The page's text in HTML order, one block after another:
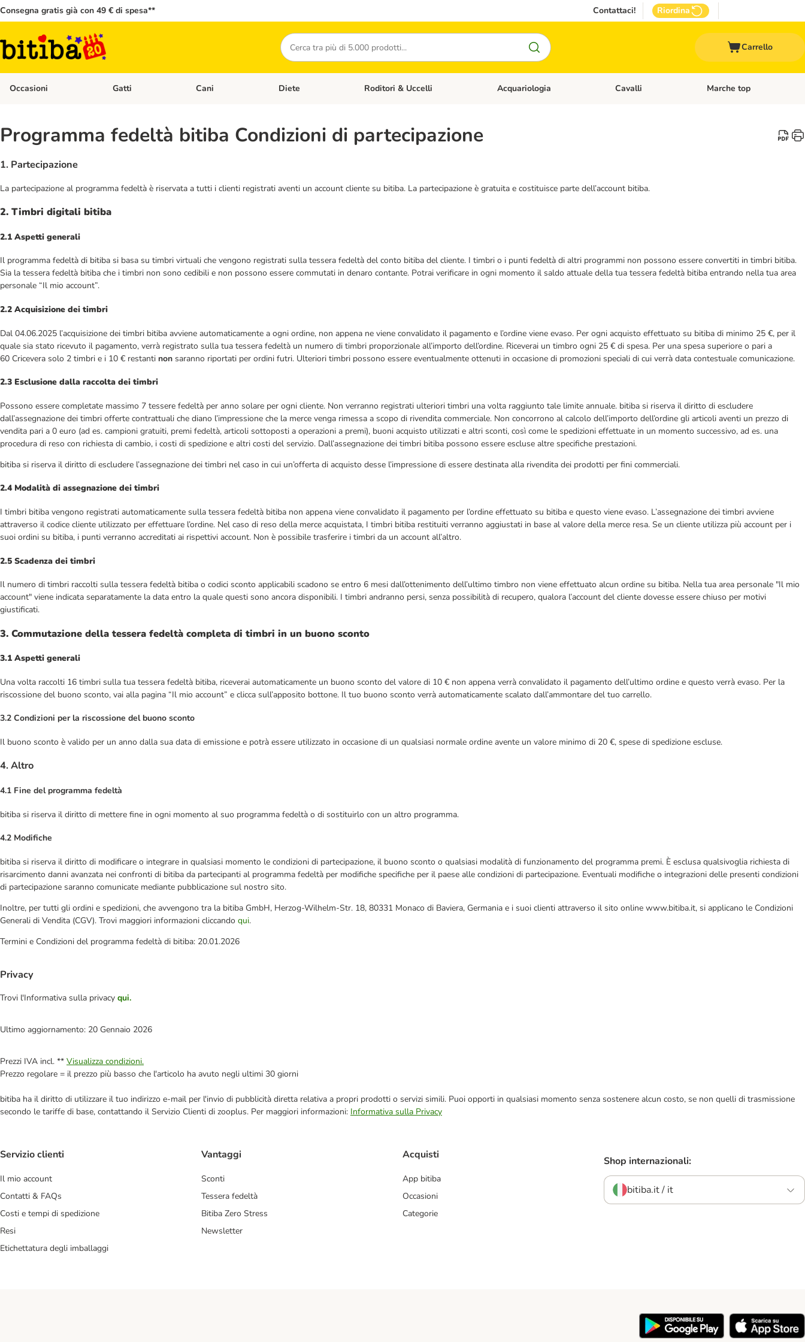
Consegna gratis già con 49 € di spesa** Contattaci! Riordina
Cerca
Carrello
Occasioni Apri Menù Categoria: Occasioni
Gatti Apri Menù Categoria: Gatti
Cani Apri Menù Categoria: Cani
Diete Apri Menù Categoria: Diete
Roditori & Uccelli Apri Menù Categoria: Roditori & Uccelli
Acquariologia Apri Menù Categoria: Acquariologia
Cavalli Apri Menù Categoria: Cavalli
Marche top
Programma fedeltà bitiba Condizioni di partecipazione
1. Partecipazione
La partecipazione al programma fedeltà è riservata a tutti i clienti registrati aventi un account cliente su bitiba. La partecipazione è gratuita e costituisce parte dell’account bitiba.
2. Timbri digitali bitiba
2.1 Aspetti generali
Il programma fedeltà di bitiba si basa su timbri virtuali che vengono registrati sulla tessera fedeltà del conto bitiba del cliente. I timbri o i punti fedeltà di altri programmi non possono essere convertiti in timbri bitiba.
Sia la tessera fedeltà bitiba che i timbri non sono cedibili e non possono essere commutati in denaro contante. Potrai verificare in ogni momento il saldo attuale della tua tessera fedeltà bitiba entrando nella tua area
personale “Il mio account”.
2.2 Acquisizione dei timbri
Dal 04.06.2025 l’acquisizione dei timbri bitiba avviene automaticamente a ogni ordine, non appena ne viene convalidato il pagamento e l’ordine viene evaso. Per ogni acquisto effettuato su bitiba di minimo 25 €, per il
quale sia stato ricevuto il pagamento, verrà registrato sulla tua tessera fedeltà un numero di timbri proporzionale all’importo dell’ordine. Riceverai un timbro ogni 25 € di spesa. Per una spesa superiore o pari a
60 Cricevera solo 2 timbri e i 10 € restanti non saranno riportati per ordini futri. Ulteriori timbri possono essere eventualmente ottenuti in occasione di promozioni speciali di cui verrà data contestuale comunicazione.
2.3 Esclusione dalla raccolta dei timbri
Possono essere completate massimo 7 tessere fedeltà per anno solare per ogni cliente. Non verranno registrati ulteriori timbri una volta raggiunto tale limite annuale. bitiba si riserva il diritto di escludere
dall’assegnazione dei timbri offerte contrattuali che diano l’impressione che la merce venga rimessa a scopo di rivendita commerciale. Non concorrono al calcolo dell’importo dell’ordine gli articoli aventi un prezzo di
vendita pari a 0 euro (ad es. campioni gratuiti, premi fedeltà, articoli sottoposti a operazioni a premi), buoni acquisto utilizzati e altri sconti, così come le spedizioni effettuate in un momento successivo, ad es. una
procedura di reso con richiesta di cambio, i costi di spedizione e altri costi del servizio. Dall’assegnazione dei timbri bitiba possono essere escluse altre specifiche prestazioni.
bitiba si riserva il diritto di escludere l’assegnazione dei timbri nel caso in cui un’offerta di acquisto desse l’impressione di essere destinata alla rivendita dei prodotti per fini commerciali.
2.4 Modalità di assegnazione dei timbri
I timbri bitiba vengono registrati automaticamente sulla tessera fedeltà bitiba non appena viene convalidato il pagamento per l’ordine effettuato su bitiba e questo viene evaso. L’assegnazione dei timbri avviene
attraverso il codice cliente utilizzato per effettuare l’ordine. Nel caso di reso della merce acquistata, I timbri bitiba restituiti verranno aggiustati in base al valore della merce resa. Se un cliente utilizza più account per i
suoi ordini su bitiba, i punti verranno accreditati ai rispettivi account. Non è possibile trasferire i timbri da un account all’altro.
2.5 Scadenza dei timbri
Il numero di timbri raccolti sulla tessera fedeltà bitiba o codici sconto applicabili scadono se entro 6 mesi dall’ottenimento dell’ultimo timbro non viene effettuato alcun ordine su bitiba. Nella tua area personale "Il mio
account" viene indicata separatamente la data entro la quale questi sono ancora disponibili. I timbri andranno persi, senza possibilità di recupero, qualora l’account del cliente dovesse essere chiuso per motivi
giustificati.
3. Commutazione della tessera fedeltà completa di timbri in un buono sconto
3.1 Aspetti generali
Una volta raccolti 16 timbri sulla tua tessera fedeltà bitiba, riceverai automaticamente un buono sconto del valore di 10 € non appena verrà convalidato il pagamento dell’ultimo ordine e questo verrà evaso. Per la
riscossione del buono sconto, vai alla pagina “Il mio account” e clicca sull’apposito bottone. Il tuo buono sconto verrà automaticamente scalato dall’ammontare del tuo carrello.
3.2 Condizioni per la riscossione del buono sconto
Il buono sconto è valido per un anno dalla sua data di emissione e potrà essere utilizzato in occasione di un qualsiasi normale ordine avente un valore minimo di 20 €, spese di spedizione escluse.
4. Altro
4.1 Fine del programma fedeltà
bitiba si riserva il diritto di mettere fine in ogni momento al suo programma fedeltà o di sostituirlo con un altro programma.
4.2 Modifiche
bitiba si riserva il diritto di modificare o integrare in qualsiasi momento le condizioni di partecipazione, il buono sconto o qualsiasi modalità di funzionamento del programma premi. È esclusa qualsivoglia richiesta di
risarcimento danni avanzata nei confronti di bitiba da partecipanti al programma fedeltà per modifiche specifiche per il paese alle condizioni di partecipazione. Eventuali modifiche o integrazioni delle presenti condizioni
di partecipazione saranno comunicate mediante pubblicazione sul nostro sito.
Inoltre, per tutti gli ordini e spedizioni, che avvengono tra la bitiba GmbH, Herzog-Wilhelm-Str. 18, 80331 Monaco di Baviera, Germania e i suoi clienti attraverso il sito online www.bitiba.it, si applicano le Condizioni
Generali di Vendita (CGV). Trovi maggiori informazioni cliccando qui.
Termini e Condizioni del programma fedeltà di bitiba: 20.01.2026
Privacy
Trovi l'Informativa sulla privacy qui.
Ultimo aggiornamento: 20 Gennaio 2026
Prezzi IVA incl. ** Visualizza condizioni.
Prezzo regolare = il prezzo più basso che l'articolo ha avuto negli ultimi 30 giorni
bitiba ha il diritto di utilizzare il tuo indirizzo e-mail per l'invio di pubblicità diretta relativa a propri prodotti o servizi simili. Puoi opporti in qualsiasi momento senza sostenere alcun costo, se non quelli di trasmissione
secondo le tariffe di base, contattando il Servizio Clienti di zooplus. Per maggiori informazioni: Informativa sulla Privacy
Servizio clienti
Il mio account
Contatti & FAQs
Costi e tempi di spedizione
Resi
Etichettatura degli imballaggi
Vantaggi
Sconti
Tessera fedeltà
Bitiba Zero Stress
Newsletter
Acquisti
App bitiba
Occasioni
Categorie
Shop internazionali:
bitiba.it / it